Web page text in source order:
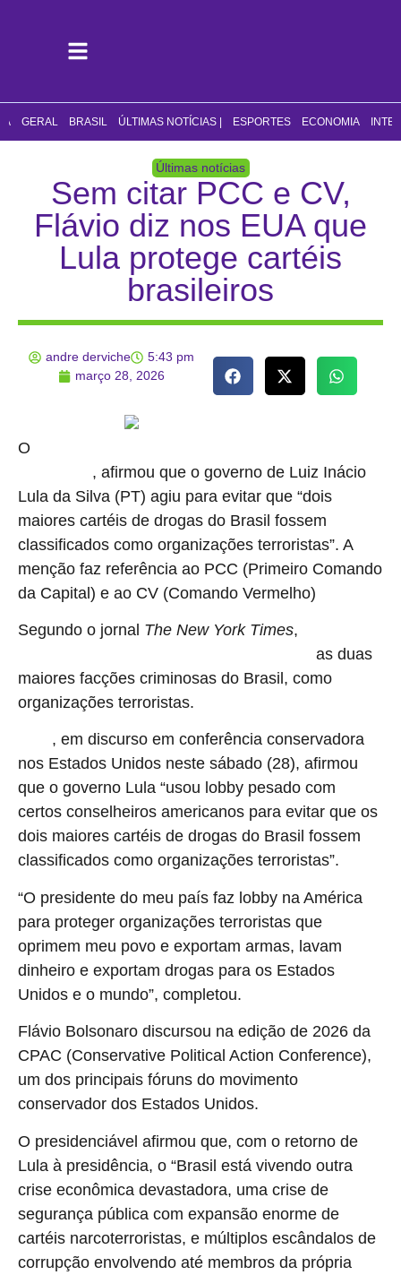
GERAL BRASIL ÚLTIMAS NOTÍCIAS | ESPORTES ECONOMIA
Últimas notícias
Sem citar PCC e CV,
Flávio diz nos EUA que
Lula protege cartéis
brasileiros
andre derviche
5:43 pm
março 28, 2026
O
, afirmou que o governo de Luiz Inácio
Lula da Silva (PT) agiu para evitar que “dois
maiores cartéis de drogas do Brasil fossem
classificados como organizações terroristas”. A
menção faz referência ao PCC (Primeiro Comando
da Capital) e ao CV (Comando Vermelho)
Segundo o jornal The New York Times,
as duas
maiores facções criminosas do Brasil, como
organizações terroristas.
, em discurso em conferência conservadora
nos Estados Unidos neste sábado (28), afirmou
que o governo Lula “usou lobby pesado com
certos conselheiros americanos para evitar que os
dois maiores cartéis de drogas do Brasil fossem
classificados como organizações terroristas”.
“O presidente do meu país faz lobby na América
para proteger organizações terroristas que
oprimem meu povo e exportam armas, lavam
dinheiro e exportam drogas para os Estados
Unidos e o mundo”, completou.
Flávio Bolsonaro discursou na edição de 2026 da
CPAC (Conservative Political Action Conference),
um dos principais fóruns do movimento
conservador dos Estados Unidos.
O presidenciável afirmou que, com o retorno de
Lula à presidência, o “Brasil está vivendo outra
crise econômica devastadora, uma crise de
segurança pública com expansão enorme de
cartéis narcoterroristas, e múltiplos escândalos de
corrupção envolvendo até membros da própria